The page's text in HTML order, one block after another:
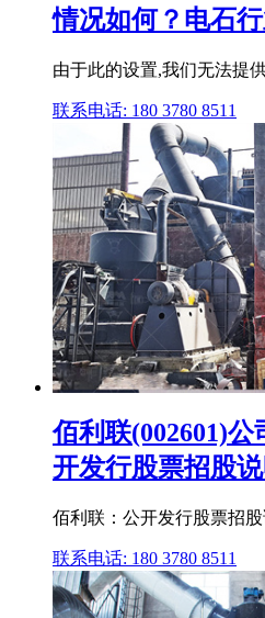
情况如何？电石
由于此的设置,我们无法提
联系电话: 180 3780 8511
佰利联(002601)
开发行股票招股
佰利联：公开发行股票招
联系电话: 180 3780 8511